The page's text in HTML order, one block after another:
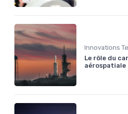
Le rôle du
aérospatiale